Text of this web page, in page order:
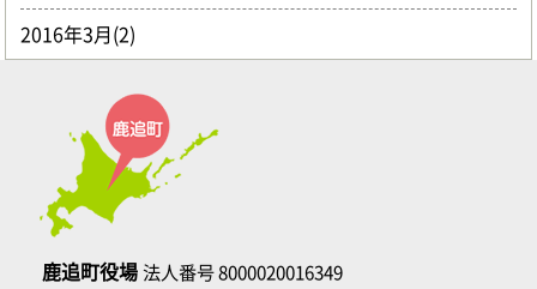
2016年3月(2)
鹿追町役場法人番号 8000020016349